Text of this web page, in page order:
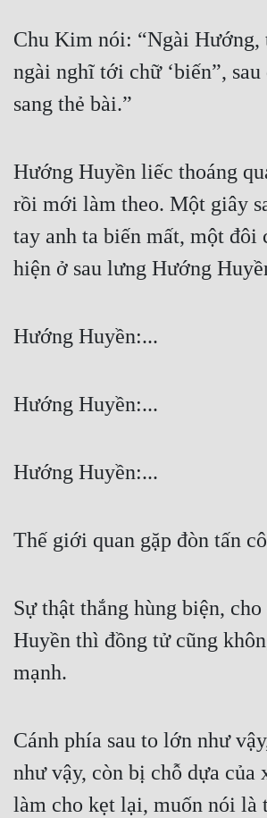
Chu Kim nói: “Ngài Hướng,
ngài nghĩ tới chữ ‘biến”, sau
sang thẻ bài.”
Hướng Huyền liếc thoáng
rồi mới làm theo. Một giây
tay anh ta biến mất, một đôi
hiện ở sau lưng Hướng
Hướng Huyền:...
Hướng Huyền:...
Hướng Huyền:...
Thế giới quan gặp đòn tấn
Sự thật thắng hùng biện,
Huyền thì đồng tử cũng
mạnh.
Cánh phía sau to lớn như
như vậy, còn bị chỗ dựa của
làm cho kẹt lại, muốn nói là